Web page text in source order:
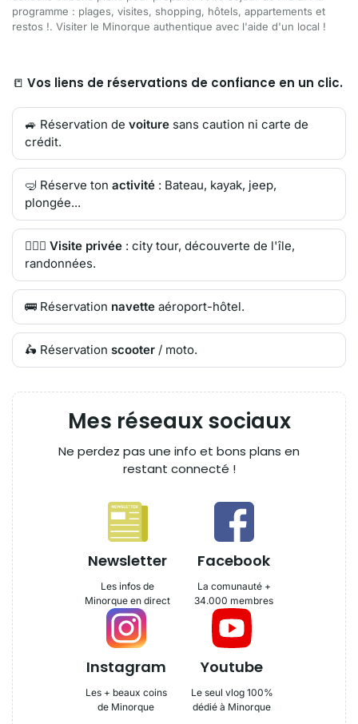
programme : plages, visites, shopping, hôtels, appartements et
restos !. Visiter le Minorque authentique avec l'aide d'un local !
📒 Vos liens de réservations de confiance en un clic.
🚙 Réservation de voiture sans caution ni carte de
crédit.
🤿 Réserve ton activité : Bateau, kayak, jeep,
plongée...
🙋🏻‍♂️ Visite privée : city tour, découverte de l'île,
randonnées.
🚌 Réservation navette aéroport-hôtel.
🛵 Réservation scooter / moto.
Mes réseaux sociaux
Ne perdez pas une info et bons plans en
restant connecté !
Newsletter
Les infos de
Minorque en direct
Facebook
La comunauté +
34.000 membres
Instagram
Les + beaux coins
de Minorque
Youtube
Le seul vlog 100%
dédié à Minorque